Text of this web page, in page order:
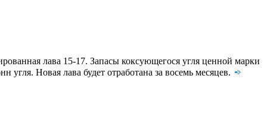
лава 15-17. Запасы коксующегося угля ценной марки
Новая лава будет отработана за восемь месяцев.